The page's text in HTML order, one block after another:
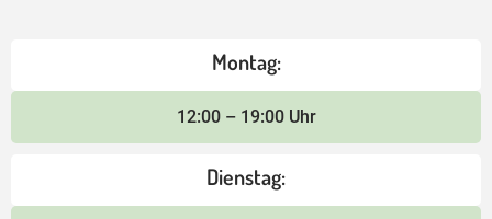
Montag:
12:00 – 19:00 Uhr
Dienstag: